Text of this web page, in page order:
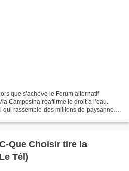
que s’achève le Forum alternatif
Campesina réaffirme le droit à l’eau.
rassemble des millions de paysannes
Que Choisir tire la
Tél)